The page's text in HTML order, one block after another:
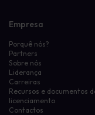
Empresa
Porquê nós?
Partners
Sobre nós
Liderança
Carreiras
Recursos e documentos
licenciamento
Contactos